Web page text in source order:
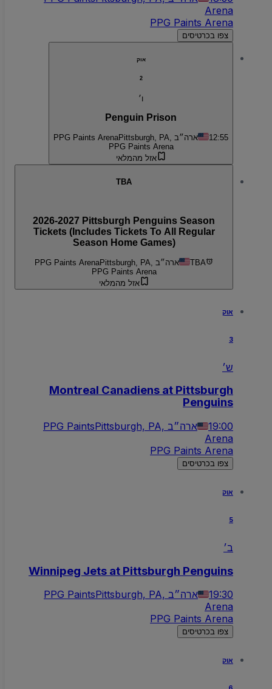
Arena
PPG Paints Arena
צפו בכרטיסים
אוק
Penguin Prison
12:55 Pittsburgh, PA, ארה״ב
PPG Paints Arena
PPG Paints Arena
אזל מהמלאי
TBA
2026-2027 Pittsburgh Penguins Season
Tickets (Includes Tickets To All Regular
Season Home Games)
TBA Pittsburgh, PA, ארה״ב
PPG Paints Arena
PPG Paints Arena
אזל מהמלאי
אוק
ש׳
Montreal Canadiens at Pittsburgh
Penguins
19:00 Pittsburgh, PA, ארה״ב
PPG Paints
Arena
PPG Paints Arena
צפו בכרטיסים
אוק
ב׳
Winnipeg Jets at Pittsburgh Penguins
19:30 Pittsburgh, PA, ארה״ב
PPG Paints
Arena
PPG Paints Arena
צפו בכרטיסים
אוק